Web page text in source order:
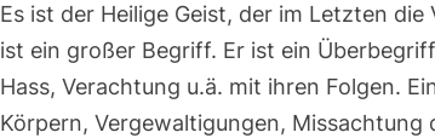
Es ist der Heilige Geist, der im Letzten
ist ein großer Begriff. Er ist ein
Hass, Verachtung u.ä. mit ihren Folgen.
Körpern, Vergewaltigungen, Missachtung